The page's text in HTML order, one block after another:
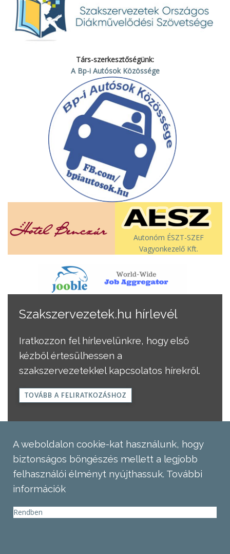
Társ-szerkesztőségünk:
A Bp-i Autósok Közössége
Autonóm ÉSZT-SZEF
Vagyonkezelő Kft.
Szakszervezetek.hu hírlevél
Iratkozzon fel hírlevelünkre, hogy első
kézből értesülhessen a
szakszervezetekkel kapcsolatos hírekről.
TOVÁBB A FELIRATKOZÁSHOZ
A weboldalon cookie-kat használunk, hogy
biztonságos böngészés mellett a legjobb
felhasználói élményt nyújthassuk. További
információk
Rendben